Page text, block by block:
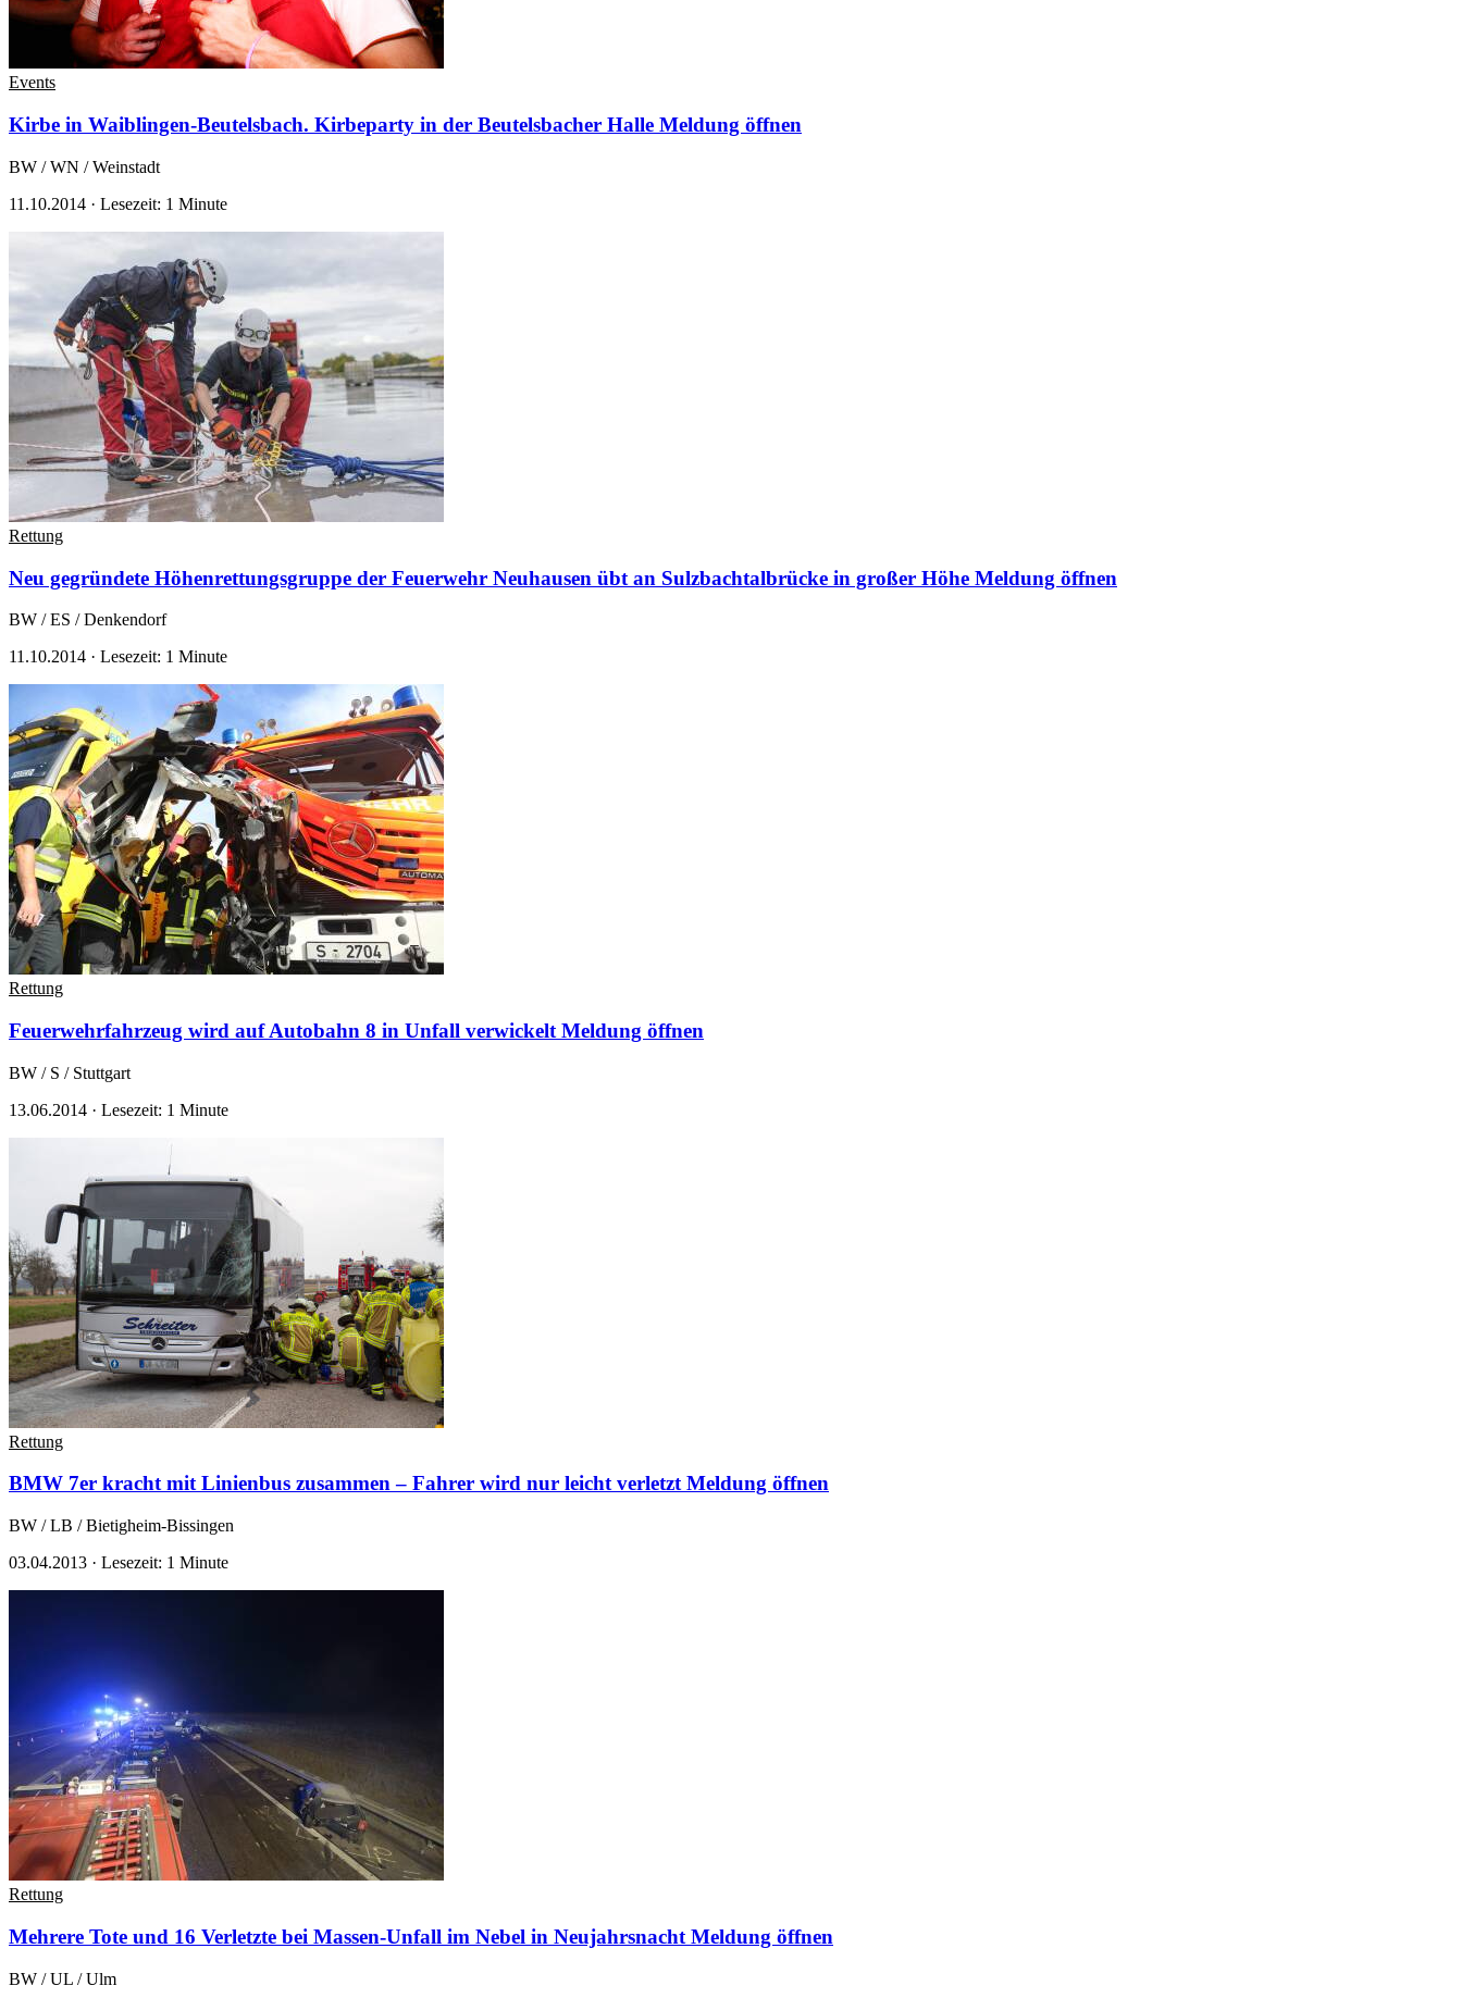
Events
Kirbe in Waiblingen-Beutelsbach. Kirbeparty in der Beutelsbacher Halle Meldung öffnen
BW / WN / Weinstadt
11.10.2014 · Lesezeit: 1 Minute
Rettung
Neu gegründete Höhenrettungsgruppe der Feuerwehr Neuhausen übt an Sulzbachtalbrücke in großer Höhe Meldung öffnen
BW / ES / Denkendorf
11.10.2014 · Lesezeit: 1 Minute
Rettung
Feuerwehrfahrzeug wird auf Autobahn 8 in Unfall verwickelt Meldung öffnen
BW / S / Stuttgart
13.06.2014 · Lesezeit: 1 Minute
Rettung
BMW 7er kracht mit Linienbus zusammen – Fahrer wird nur leicht verletztMeldung öffnen
BW / LB / Bietigheim-Bissingen
03.04.2013 · Lesezeit: 1 Minute
Rettung
Mehrere Tote und 16 Verletzte bei Massen-Unfall im Nebel in Neujahrsnacht Meldung öffnen
BW / UL / Ulm